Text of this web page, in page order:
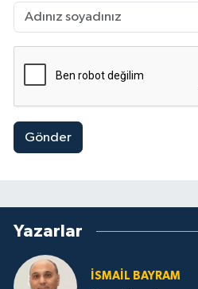
Gönder
Yazarlar
İSMAİL BAYRAM